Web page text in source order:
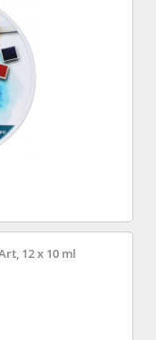
12 x 10 ml